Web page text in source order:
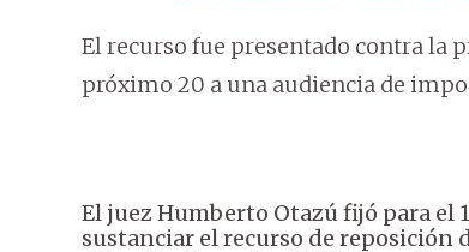
El recurso fue presentado contra la
próximo 20 a una audiencia de
El juez Humberto Otazú fijó para el
sustanciar el recurso de reposición